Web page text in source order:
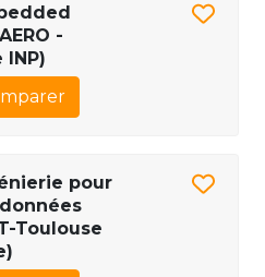
-
INP)
pour
Toulouse